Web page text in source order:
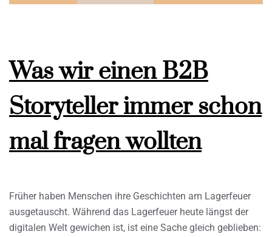
Was wir einen B2B
Storyteller immer schon
mal fragen wollten
Früher haben Menschen ihre Geschichten am Lagerfeuer
ausgetauscht. Während das Lagerfeuer heute längst der
digitalen Welt gewichen ist, ist eine Sache gleich geblieben: